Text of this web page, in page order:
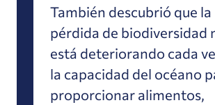
También descubrió que la
pérdida de biodiversidad
está deteriorando cada
la capacidad del océano
proporcionar alimentos,